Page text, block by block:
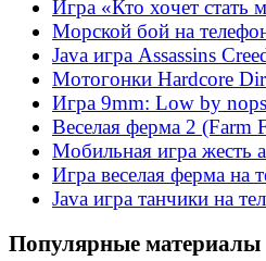
Игра «Кто хочет стать
Морской бой на
Java игра Assassins
Мотогонки Hardcore
Игра 9mm: Low by
Веселая ферма 2 (Farm
Мобильная игра жесть
Игра веселая ферма на
Java игра танчики на
Популярные материалы